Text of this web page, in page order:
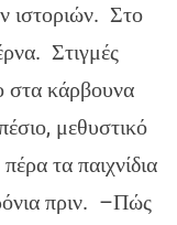
ιστοριών. Στο
Στιγμές
στα κάρβουνα
μεθυστικό
τα παιχνίδια
πριν. –Πώς